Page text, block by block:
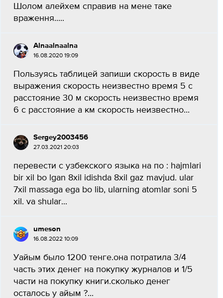
Шолом алейхем справив на мене таке
враження.....
Alnaalnaalna
16.08.2020 19:09
Пользуясь таблицей запиши скорость в виде
выражения скорость неизвестно время 5 с
расстояние 30 м скорость неизвестно время
6 с расстояние а км скорость неизвестно...
Sergey2003456
27.03.2021 20:03
перевести с узбекского языка на по : hajmlari
bir xil bo lgan 8xil idishda 8xil gaz mavjud. ular
7xil massaga ega bo lib, ularning atomlar soni 5
xil. va shular...
umeson
16.08.2022 10:09
Уайым было 1200 тенге.она потратила 3/4
часть этих денег на покупку журналов и 1/5
части на покупку книги.сколько денег
осталось у айым ?...